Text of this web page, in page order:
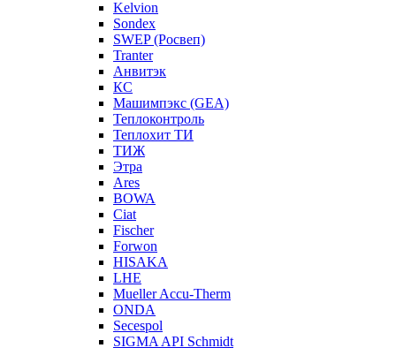
Kelvion
Sondex
SWEP (Росвеп)
Tranter
Анвитэк
КС
Машимпэкс (GEA)
Теплоконтроль
Теплохит ТИ
ТИЖ
Этра
Ares
BOWA
Ciat
Fischer
Forwon
HISAKA
LHE
Mueller Accu-Therm
ONDA
Secespol
SIGMA API Schmidt